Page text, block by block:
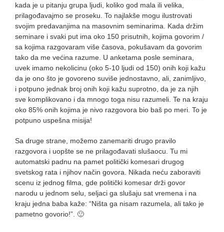
kada je u pitanju grupa ljudi, koliko god mala ili velika,
prilagođavajmo se proseku. To najlakše mogu ilustrovati
svojim predavanjima na masovnim seminarima. Kada držim
seminare i svaki put ima oko 150 prisutnih, kojima govorim /
sa kojima razgovaram više časova, pokušavam da govorim
tako da me većina razume. U anketama posle seminara,
uvek imamo nekolicinu (oko 5-10 ljudi od 150) onih koji kažu
da je ono što je govoreno suviše jednostavno, ali, zanimljivo,
i potpuno jednak broj onih koji kažu suprotno, da je za njih
sve komplikovano i da mnogo toga nisu razumeli. Te na kraju
oko 85% onih kojima je nivo razgovora bio baš po meri. To je
potpuno uspešna misija!
Sa druge strane, možemo zanemariti drugo pravilo
razgovora i uopšte se ne prilagođavati slušaocu. Tu mi
automatski padnu na pamet politički komesari drugog
svetskog rata i njihov način govora. Nikada neću zaboraviti
scenu iz jednog filma, gde politički komesar drži govor
narodu u jednom selu, seljaci ga slušaju sat vremena i na
kraju jedna baba kaže: “Ništa ga nisam razumela, ali tako je
pametno govorio!”. 🙂